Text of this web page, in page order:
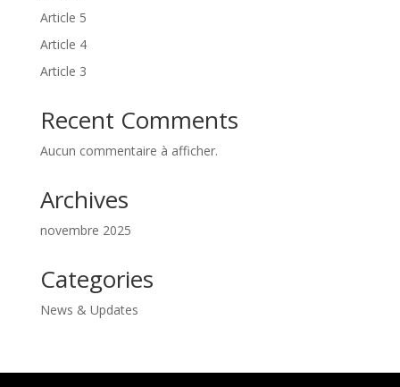
Article 5
Article 4
Article 3
Recent Comments
Aucun commentaire à afficher.
Archives
novembre 2025
Categories
News & Updates